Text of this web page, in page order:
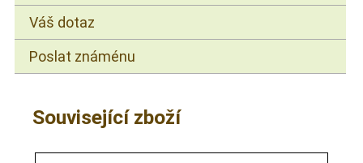
Váš dotaz
Poslat známénu
Související zboží